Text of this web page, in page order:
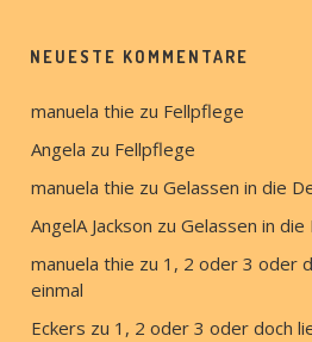
NEUESTE KOMMENTARE
manuela thie zu Fellpflege
Angela zu Fellpflege
manuela thie zu Gelassen in die
AngelA Jackson zu Gelassen in die
manuela thie zu 1, 2 oder 3 oder
einmal
Eckers zu 1, 2 oder 3 oder doch